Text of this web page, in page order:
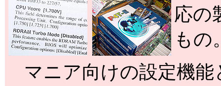
応の
もの
マニア向けの設定機能